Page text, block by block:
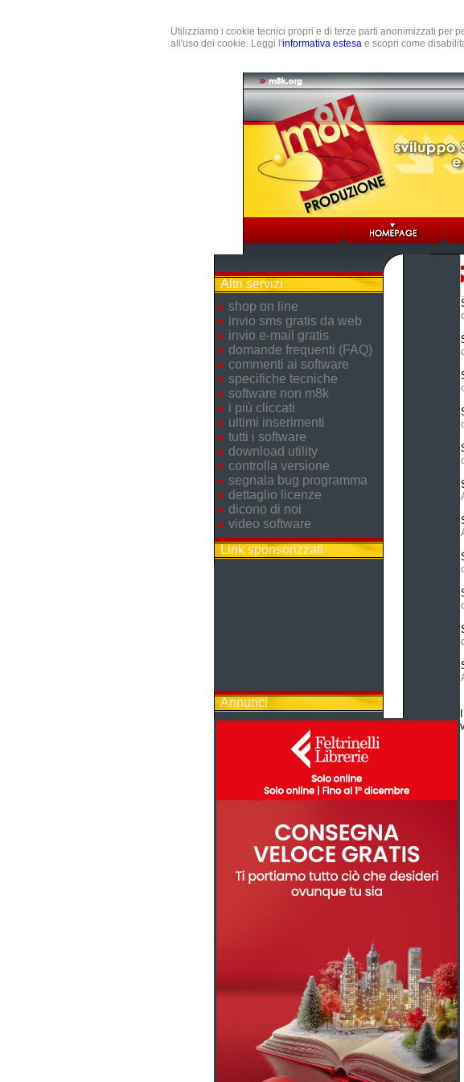
Utilizziamo i cookie tecnici propri e di terze parti anonimizzati per
all'uso dei cookie. Leggi l'informativa estesa e scopri come
Altri servizi
shop on line
invio sms gratis da web
invio e-mail gratis
domande frequenti (FAQ)
commenti ai software
specifiche tecniche
software non m8k
i più cliccati
ultimi inserimenti
tutti i software
download utility
controlla versione
segnala bug programma
dettaglio licenze
dicono di noi
video software
Link sponsorizzati
Annunci